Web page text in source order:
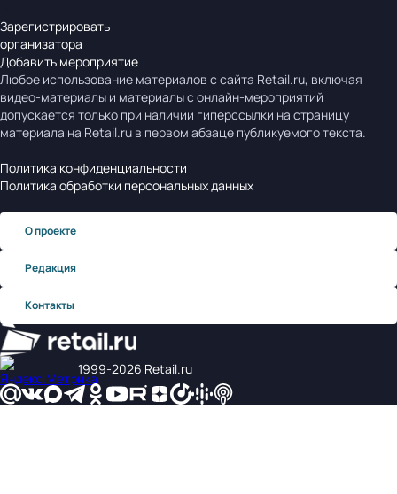
Зарегистрировать
организатора
Добавить мероприятие
Любое использование материалов с сайта Retail.ru, включая
видео-материалы и материалы с онлайн-мероприятий
допускается только при наличии гиперссылки на страницу
материала на Retail.ru в первом абзаце публикуемого текста.
Политика конфиденциальности
Политика обработки персональных данных
О проекте
Редакция
Контакты
1999‑2026 Retail.ru